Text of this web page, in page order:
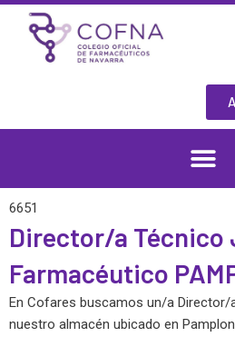
Skip
content
6651
Director/a Técnico
Farmacéutico
En Cofares buscamos un/a Director/
nuestro almacén ubicado en